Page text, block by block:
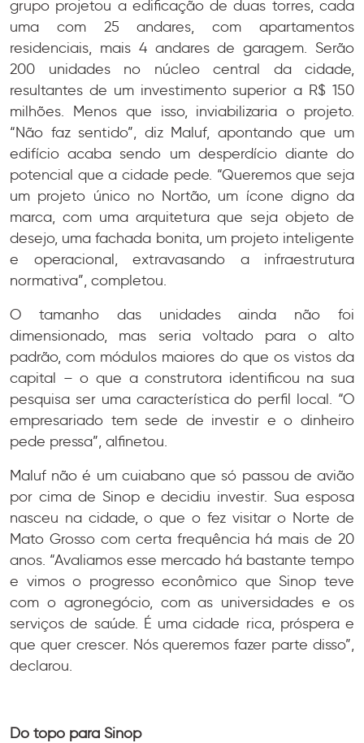
grupo projetou a edificação de duas torres, cada
uma com 25 andares, com apartamentos
residenciais, mais 4 andares de garagem. Serão
200 unidades no núcleo central da cidade,
resultantes de um investimento superior a R$ 150
milhões. Menos que isso, inviabilizaria o projeto.
“Não faz sentido”, diz Maluf, apontando que um
edifício acaba sendo um desperdício diante do
potencial que a cidade pede. “Queremos que seja
um projeto único no Nortão, um ícone digno da
marca, com uma arquitetura que seja objeto de
desejo, uma fachada bonita, um projeto inteligente
e operacional, extravasando a infraestrutura
normativa”, completou.
O tamanho das unidades ainda não foi
dimensionado, mas seria voltado para o alto
padrão, com módulos maiores do que os vistos da
capital – o que a construtora identificou na sua
pesquisa ser uma característica do perfil local. “O
empresariado tem sede de investir e o dinheiro
pede pressa”, alfinetou.
Maluf não é um cuiabano que só passou de avião
por cima de Sinop e decidiu investir. Sua esposa
nasceu na cidade, o que o fez visitar o Norte de
Mato Grosso com certa frequência há mais de 20
anos. “Avaliamos esse mercado há bastante tempo
e vimos o progresso econômico que Sinop teve
com o agronegócio, com as universidades e os
serviços de saúde. É uma cidade rica, próspera e
que quer crescer. Nós queremos fazer parte disso”,
declarou.
Do topo para Sinop